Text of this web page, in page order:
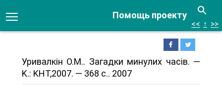
Помощь проекту
<< ↑ >>
Уривалкін О.М.. Загадки минулих часів. —
K.: KHT,2007. — 368 с.. 2007